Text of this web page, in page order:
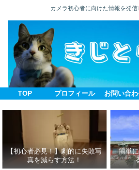
カメラ初心者に向けた情報を発
TOP プロフィール お問い合
【初心者必見！】劇的に失敗写
真を減らす方法！
簡単